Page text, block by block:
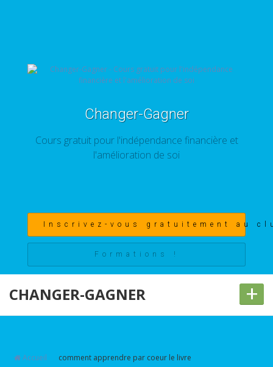
Changer-Gagner
Cours gratuit pour l'indépendance financière et
l'amélioration de soi
Inscrivez-vous gratuitement au
Formations !
CHANGER-GAGNER +
Accueil comment apprendre par coeur le livre